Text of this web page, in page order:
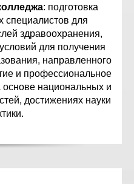
: подготовка
специалистов для
здравоохранения,
для получения
направленного
и профессиональное
основе национальных и
достижениях науки